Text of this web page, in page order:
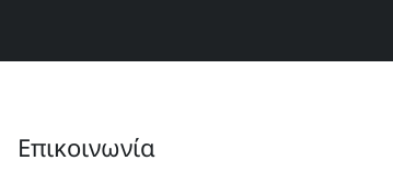
Επικοινωνία